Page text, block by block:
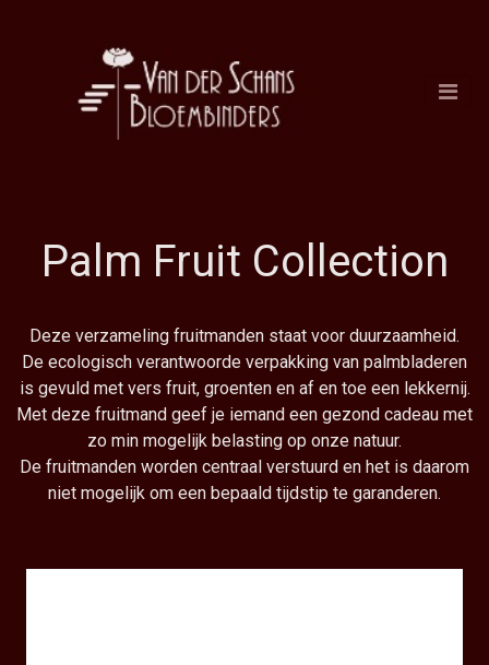
Palm Fruit Collection
Deze verzameling fruitmanden staat voor duurzaamheid.
De ecologisch verantwoorde verpakking van palmbladeren
is gevuld met vers fruit, groenten en af en toe een lekkernij.
Met deze fruitmand geef je iemand een gezond cadeau met
zo min mogelijk belasting op onze natuur.
De fruitmanden worden centraal verstuurd en het is daarom
niet mogelijk om een bepaald tijdstip te garanderen.